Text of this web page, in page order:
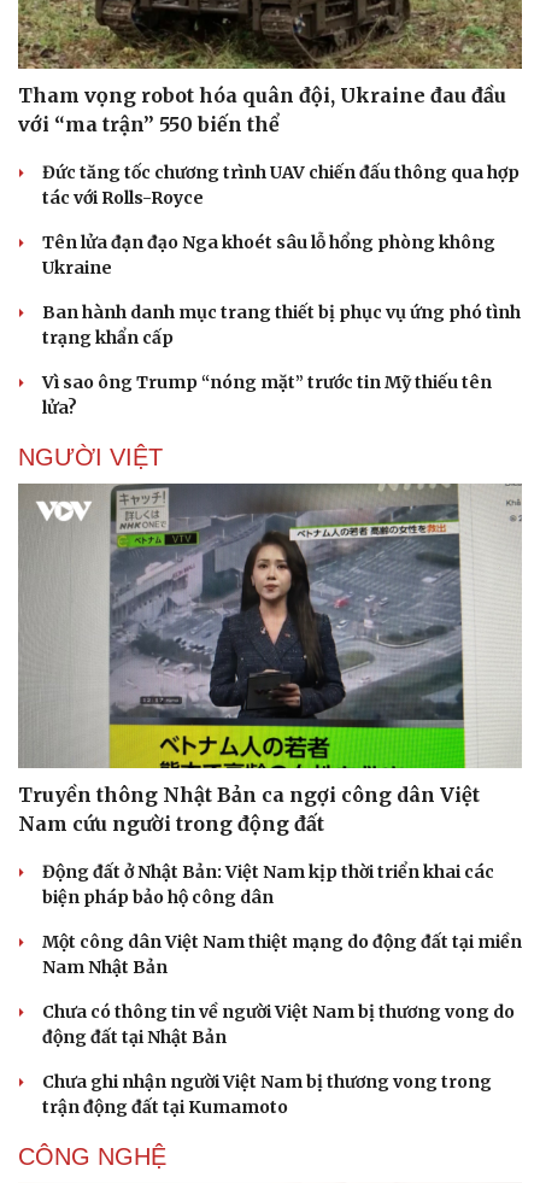
Doanh nghiệp
Doanh nghiệp 24h
Doanh nhân
Tin Công nghệ
Tham vọng robot hóa quân đội, Ukraine đau đầu
với “ma trận” 550 biến thể
Đức tăng tốc chương trình UAV chiến đấu thông qua hợp
tác với Rolls-Royce
Tên lửa đạn đạo Nga khoét sâu lỗ hổng phòng không
Ukraine
Ban hành danh mục trang thiết bị phục vụ ứng phó tình
trạng khẩn cấp
Vì sao ông Trump “nóng mặt” trước tin Mỹ thiếu tên
lửa?
NGƯỜI VIỆT
Truyền thông Nhật Bản ca ngợi công dân Việt
Nam cứu người trong động đất
Động đất ở Nhật Bản: Việt Nam kịp thời triển khai các
biện pháp bảo hộ công dân
Một công dân Việt Nam thiệt mạng do động đất tại miền
Nam Nhật Bản
Chưa có thông tin về người Việt Nam bị thương vong do
động đất tại Nhật Bản
Chưa ghi nhận người Việt Nam bị thương vong trong
trận động đất tại Kumamoto
CÔNG NGHỆ